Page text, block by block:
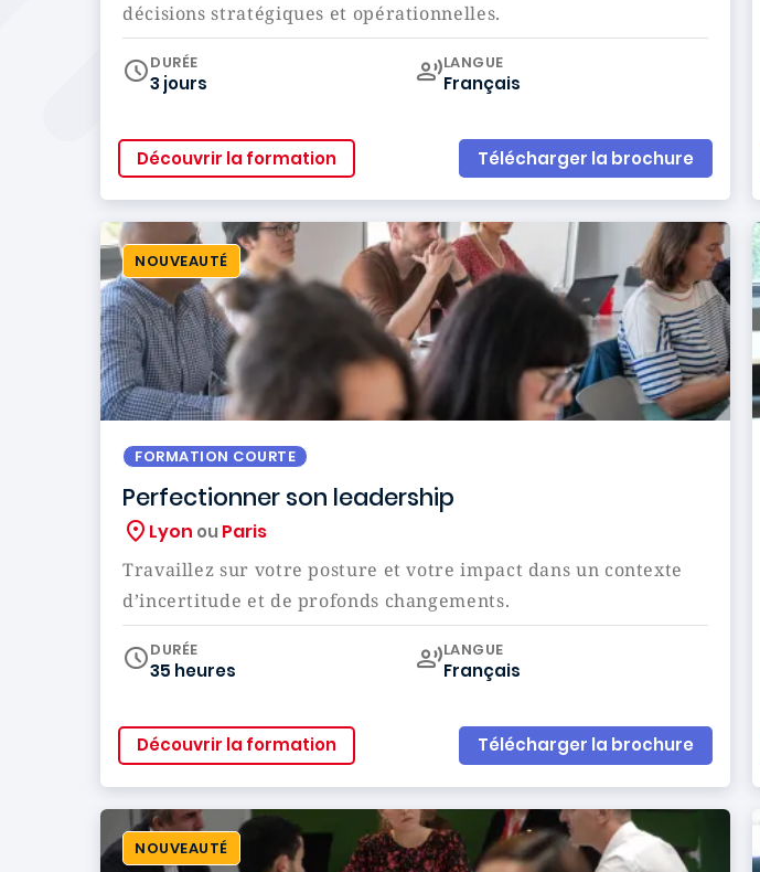
décisions stratégiques et opérationnelles.
DURÉE
3 jours
Curriculum
LANGUE
Français
Découvrir la formation Télécharger la brochure
NOUVEAUTÉ
FORMATION COURTE
Perfectionner son leadership
Lyon ou Paris
Travaillez sur votre posture et votre impact dans un contexte
d’incertitude et de profonds changements.
DURÉE
35 heures
Curriculum
LANGUE
Français
Découvrir la formation Télécharger la brochure
NOUVEAUTÉ